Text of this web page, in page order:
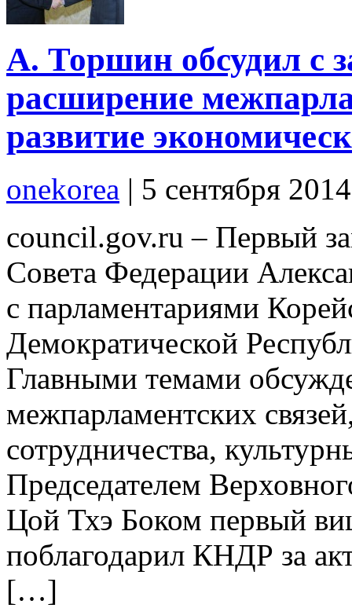
А. Торшин обсудил с
расширение
развитие
onekorea | 5 сентября
council.gov.ru – Первый
Совета Федерации
с парламентариями
Демократической
Главными темами
межпарламентских
сотрудничества,
Председателем
Цой Тхэ Боком первый
поблагодарил КНДР за
[…]